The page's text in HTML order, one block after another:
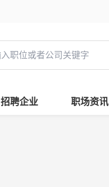
招聘企业 职场资讯